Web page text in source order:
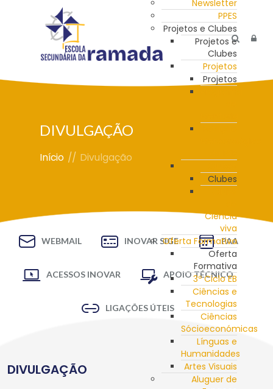
Newsletter
PPES
Projetos e Clubes
Projetos e
Clubes
Projetos
Projetos
Clubes
Ciência
viva
Oferta Formativa
Oferta
Formativa
3º Ciclo EB
Ciências e
Tecnologias
Ciências
Sócioeconómicas
Línguas e
Humanidades
Artes Visuais
Aluguer de
DIVULGAÇÃO
Início // Divulgação
WEBMAIL INOVAR SIGE PAA
ACESSOS INOVAR APOIO TÉCNICO
LIGAÇÕES ÚTEIS
DIVULGAÇÃO